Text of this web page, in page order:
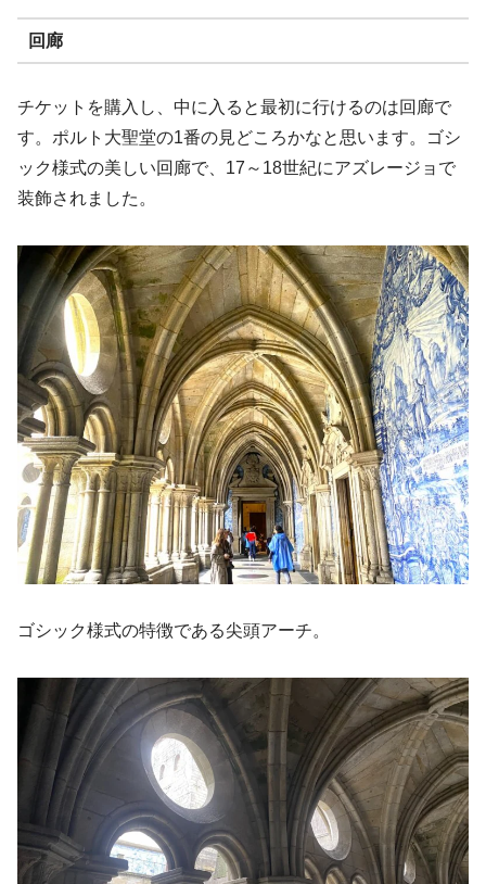
回廊
チケットを購入し、中に入ると最初に行けるのは回廊で
す。ポルト大聖堂の1番の見どころかなと思います。ゴシ
ック様式の美しい回廊で、17～18世紀にアズレージョで
装飾されました。
ゴシック様式の特徴である尖頭アーチ。